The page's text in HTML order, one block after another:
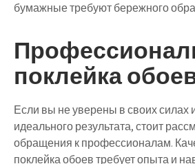
бумажные требуют бережного
поклейка
Если вы не уверены в своих силах
идеального результата, стоит
обращения к профессионалам.
поклейка обоев требует опыта и